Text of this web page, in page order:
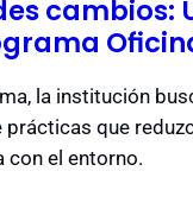
cambios:
la institución
que
con el entorno.